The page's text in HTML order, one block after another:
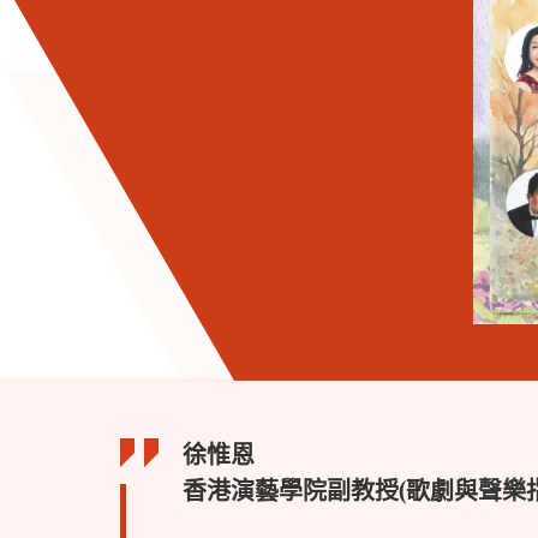
徐惟恩
香港演藝學院副教授(歌劇與聲樂